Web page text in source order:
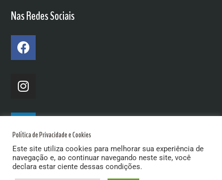
Nas Redes Sociais
Política de Privacidade e Cookies
Este site utiliza cookies para melhorar sua experiência de
navegação e, ao continuar navegando neste site, você
declara estar ciente dessas condições.